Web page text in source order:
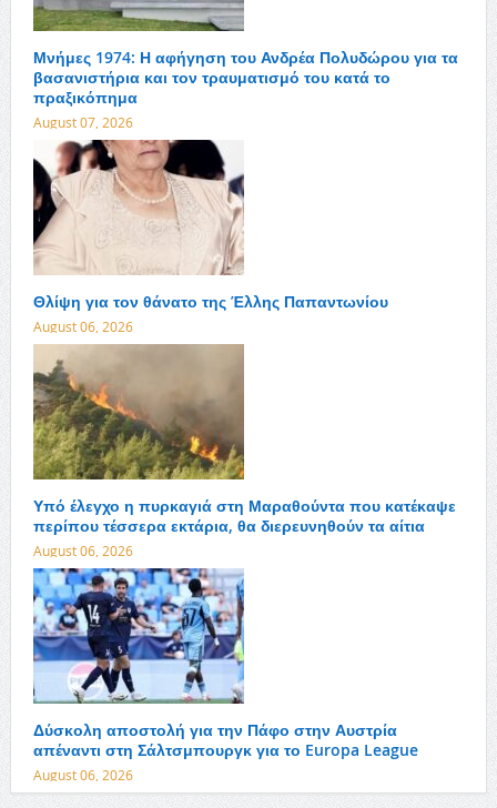
Μνήμες 1974: Η αφήγηση του Ανδρέα Πολυδώρου για τα
βασανιστήρια και τον τραυματισμό του κατά το
πραξικόπημα
August 07, 2026
Θλίψη για τον θάνατο της Έλλης Παπαντωνίου
August 06, 2026
Υπό έλεγχο η πυρκαγιά στη Μαραθούντα που κατέκαψε
περίπου τέσσερα εκτάρια, θα διερευνηθούν τα αίτια
August 06, 2026
Δύσκολη αποστολή για την Πάφο στην Αυστρία
απέναντι στη Σάλτσμπουργκ για το Europa League
August 06, 2026